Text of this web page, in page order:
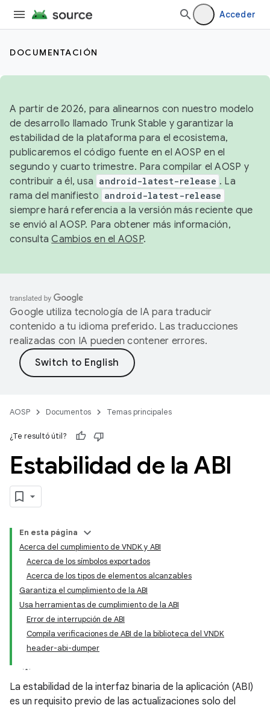
Acceder
DOCUMENTACIÓN
A partir de 2026, para alinearnos con nuestro modelo
de desarrollo llamado Trunk Stable y garantizar la
estabilidad de la plataforma para el ecosistema,
publicaremos el código fuente en el AOSP en el
segundo y cuarto trimestre. Para compilar el AOSP y
contribuir a él, usa android-latest-release . La
rama del manifiesto android-latest-release
siempre hará referencia a la versión más reciente que
se envió al AOSP. Para obtener más información,
consultaCambios en el AOSP.
Google utiliza tecnología de IA para traducir
contenido a tu idioma preferido. Las traducciones
realizadas con IA pueden contener errores.
AOSP Documentos Temas principales
¿Te resultó útil?
Estabilidad de la ABI
En esta página
Acerca del cumplimiento de VNDK y ABI
Acerca de los símbolos exportados
Acerca de los tipos de elementos alcanzables
Garantiza el cumplimiento de la ABI
Usa herramientas de cumplimiento de la ABI
Error de interrupción de ABI
Compila verificaciones de ABI de la biblioteca del VNDK
header-abi-dumper
La estabilidad de la interfaz binaria de la aplicación (ABI)
es un requisito previo de las actualizaciones solo del